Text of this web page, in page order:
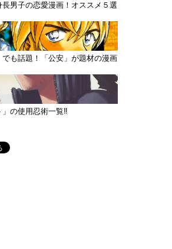
男子の恋愛漫画！オススメ５選
でも話題！「公安」が題材の漫画
」の使用忍術一覧‼